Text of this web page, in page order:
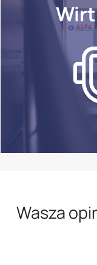
Wasza